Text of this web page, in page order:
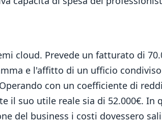
cloud. Prevede un fatturato di
e l'affitto di un ufficio
con un coefficiente di
il suo utile reale sia di 52.000€. In
del business i costi dovessero